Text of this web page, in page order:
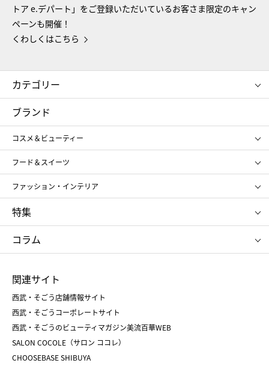
トア e.デパート」をご登録いただいているお客さま限定のキャン
ペーンも開催！
くわしくはこちら
カテゴリー
コスメ＆ビューティー
ギフト
レディース
メンズ
スポーツ・アウトドア
お中元
お歳暮
ブランド
コスメ＆ビューティー
SHISEIDO
ポール&ジョー ボーテ
ジルスチュアート
NARS
RMK
クリニーク
SK-Ⅱ
フード＆スイーツ
アンリ・シャルパンティエ
ゴディバ
新宿高野
たねや
ねんりん家
ファッション・インテリア
ポロ ラルフ ローレン
タケオ キクチ
ママ＆キッズ
シュタイフ
特集
お中元
ひな人形
五月人形
父の日
クリスマスケーキ
ホワイトデー
コラム
菓子折り
和菓子
人気のギフト
バレンタイン
ホワイトデー
おせち
関連サイト
西武・そごう店舗情報サイト
西武・そごうコーポレートサイト
西武・そごうのビューティマガジン美流百華WEB
SALON COCOLE（サロン ココレ）
CHOOSEBASE SHIBUYA